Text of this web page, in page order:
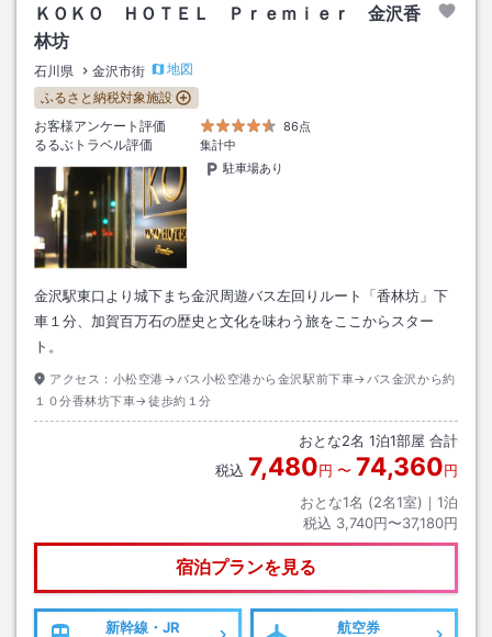
ＫＯＫＯ ＨＯＴＥＬ Ｐｒｅｍｉｅｒ 金沢香
林坊
石川県 金沢市街
地図
ふるさと納税対象施設
お客様アンケート評価
86点
るるぶトラベル評価
集計中
駐車場あり
金沢駅東口より城下まち金沢周遊バス左回りルート「香林坊」下
車１分、加賀百万石の歴史と文化を味わう旅をここからスター
ト。
アクセス： 小松空港→バス小松空港から金沢駅前下車→バス金沢から約
１０分香林坊下車→徒歩約１分
おとな2名 1泊1部屋 合計
税込 7,480円 〜 74,360円
おとな1名 (2名1室)｜ 1泊
税込 3,740円〜37,180円
宿泊プランを見る
新幹線・JR 航空券